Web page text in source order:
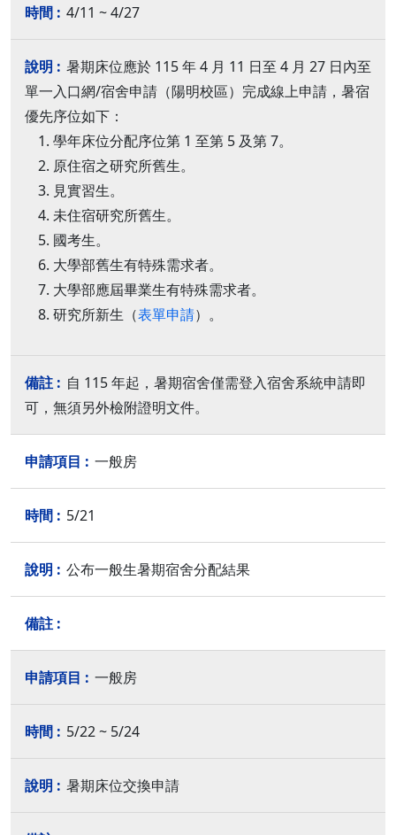
4/11 ~ 4/27
暑期床位應於 115 年 4 月 11 日至 4 月 27 日內至
單一入口網/宿舍申請（陽明校區）完成線上申請，暑宿
優先序位如下：
學年床位分配序位第 1 至第 5 及第 7。
原住宿之研究所舊生。
見實習生。
未住宿研究所舊生。
國考生。
大學部舊生有特殊需求者。
大學部應屆畢業生有特殊需求者。
研究所新生（表單申請）。
自 115 年起，暑期宿舍僅需登入宿舍系統申請即
可，無須另外檢附證明文件。
一般房
5/21
公布一般生暑期宿舍分配結果
一般房
5/22 ~ 5/24
暑期床位交換申請